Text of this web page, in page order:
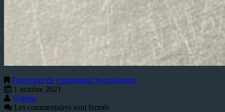
Fourniture de composants hydrauliques
1 octobre 2021
@dmin
Les commentaires sont fermés